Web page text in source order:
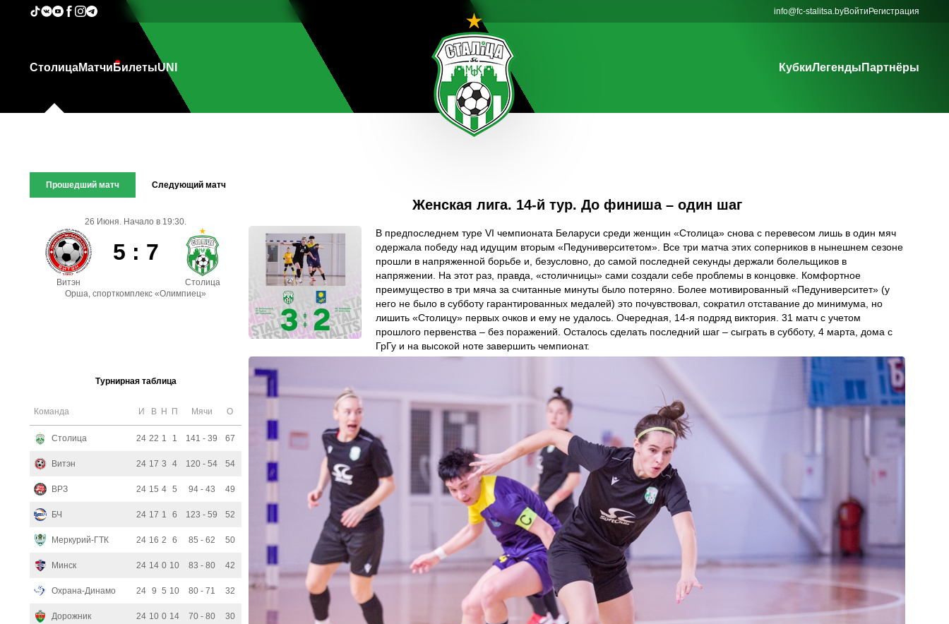
info@fc-stalitsa.byВойти Регистрация
СтолицаМатчи БилетыUNI КубкиЛегенды Партнёры
Прошедший матч Следующий матч
26 Июня. Начало в 19:30.
5 : 7
Витэн
Столица
Орша, спорткомплекс «Олимпиец»
Турнирная таблица
Команда И В Н П Мячи О
Столица 24 22 1 1 141 - 39 67
Витэн 24 17 3 4 120 - 54 54
ВРЗ 24 15 4 5 94 - 43 49
БЧ 24 17 1 6 123 - 59 52
Меркурий-ГТК 24 16 2 6 85 - 62 50
Минск 24 14 0 10 83 - 80 42
Охрана-Динамо 24 9 5 10 80 - 71 32
Дорожник 24 10 0 14 70 - 80 30
Женская лига. 14-й тур. До финиша – один шаг
В предпоследнем туре VI чемпионата Беларуси среди женщин «Столица» снова с перевесом лишь в один мяч
одержала победу над идущим вторым «Педуниверситетом». Все три матча этих соперников в нынешнем сезоне
прошли в напряженной борьбе и, безусловно, до самой последней секунды держали болельщиков в
напряжении. На этот раз, правда, «столичницы» сами создали себе проблемы в концовке. Комфортное
преимущество в три мяча за считанные минуты было потеряно. Более мотивированный «Педуниверситет» (у
него не было в субботу гарантированных медалей) это почувствовал, сократил отставание до минимума, но
лишить «Столицу» первых очков и ему не удалось. Очередная, 14-я подряд виктория. 31 матч с учетом
прошлого первенства – без поражений. Осталось сделать последний шаг – сыграть в субботу, 4 марта, дома с
ГрГу и на высокой ноте завершить чемпионат.